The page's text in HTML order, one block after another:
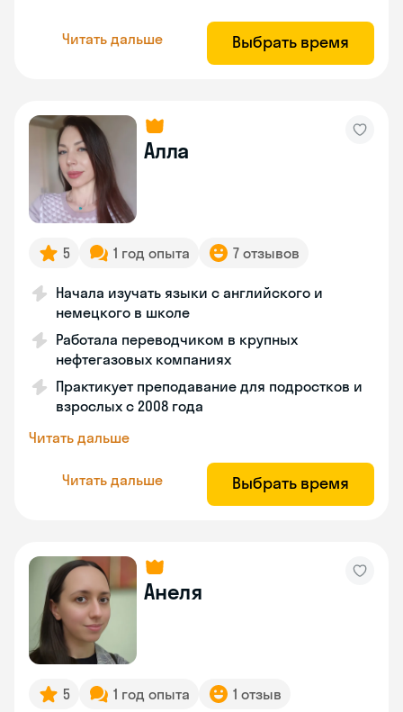
Читать дальше Выбрать время
Алла
5 1 год опыта 7 отзывов
Начала изучать языки с английского и
немецкого в школе
Работала переводчиком в крупных
нефтегазовых компаниях
Практикует преподавание для подростков и
взрослых с 2008 года
Читать дальше
Читать дальше Выбрать время
Анеля
5 1 год опыта 1 отзыв